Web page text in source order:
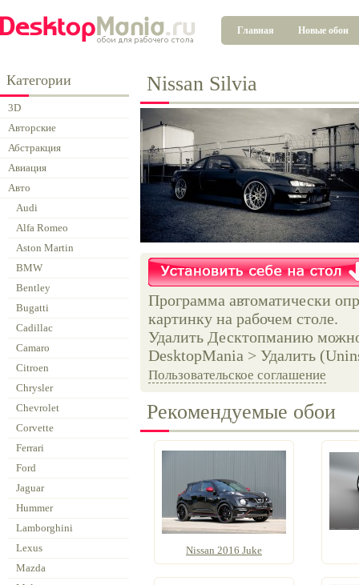
Главная Новые обои
Категории
3D
Авторские
Абстракция
Авиация
Авто
Audi
Alfa Romeo
Aston Martin
BMW
Bentley
Bugatti
Cadillac
Camaro
Citroen
Chrysler
Chevrolet
Corvette
Ferrari
Ford
Jaguar
Hummer
Lamborghini
Lexus
Mazda
Nissan Silvia
Программа автоматически
картинку на рабочем столе.
Удалить Десктопманию
DesktopMania > Удалить
Пользовательское соглашение
Рекомендуемые обои
Nissan 2016 Juke